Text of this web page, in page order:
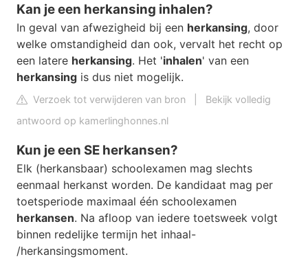
Kan je een herkansing inhalen?
In geval van afwezigheid bij een herkansing, door
welke omstandigheid dan ook, vervalt het recht op
een latere herkansing. Het 'inhalen' van een
herkansing is dus niet mogelijk.
Verzoek tot verwijderen van bron
Bekijk volledig
antwoord op kamerlinghonnes.nl
Kun je een SE herkansen?
Elk (herkansbaar) schoolexamen mag slechts
eenmaal herkanst worden. De kandidaat mag per
toetsperiode maximaal één schoolexamen
herkansen. Na afloop van iedere toetsweek volgt
binnen redelijke termijn het inhaal-
/herkansingsmoment.